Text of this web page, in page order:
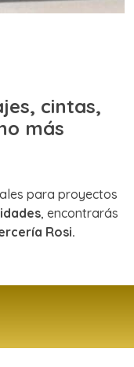
cintas,
más
para proyectos
, encontrarás
Rosi.